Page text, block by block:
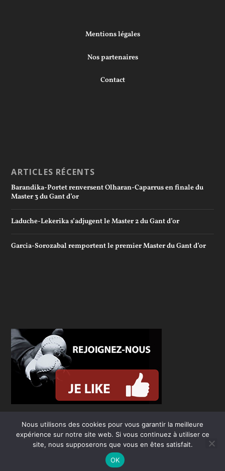
Mentions légales
Nos partenaires
Contact
ARTICLES RÉCENTS
Barandika-Portet renversent Olharan-Caparrus en finale du
Master 3 du Gant d’or
Laduche-Lekerika s’adjugent le Master 2 du Gant d’or
Garcia-Sorozabal remportent le premier Master du Gant d’or
Elegant Themes| Propulsé par
Nous utilisons des cookies pour vous garantir la meilleure
expérience sur notre site web. Si vous continuez à utiliser ce
site, nous supposerons que vous en êtes satisfait.
OK